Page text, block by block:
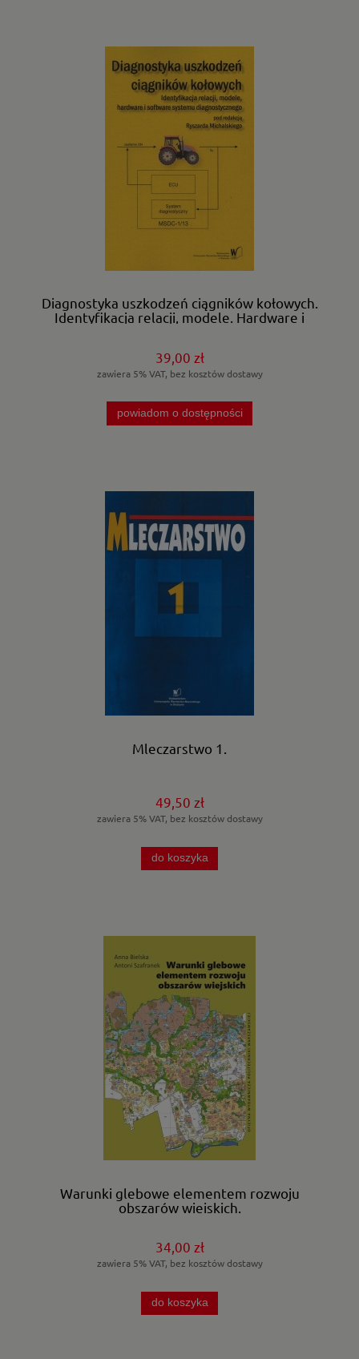
Diagnostyka uszkodzeń ciągników kołowych.
Identyfikacja relacji, modele. Hardware i
39,00 zł
zawiera 5% VAT, bez kosztów dostawy
powiadom o dostępności
Mleczarstwo 1.
49,50 zł
zawiera 5% VAT, bez kosztów dostawy
do koszyka
Warunki glebowe elementem rozwoju
obszarów wiejskich.
34,00 zł
zawiera 5% VAT, bez kosztów dostawy
do koszyka